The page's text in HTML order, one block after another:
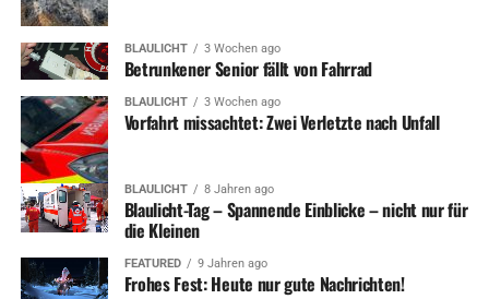
BLAULICHT 3 Wochen ago
Betrunkener Senior fällt von Fahrrad
BLAULICHT 3 Wochen ago
Vorfahrt missachtet: Zwei Verletzte nach Unfall
BLAULICHT 8 Jahren ago
Blaulicht-Tag – Spannende Einblicke – nicht nur für
die Kleinen
FEATURED 9 Jahren ago
Frohes Fest: Heute nur gute Nachrichten!